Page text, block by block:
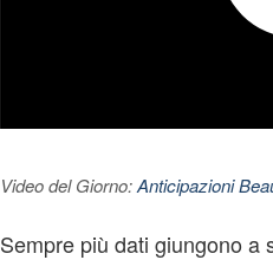
Video del Giorno:Anticipazioni
Sempre più dati giungono a